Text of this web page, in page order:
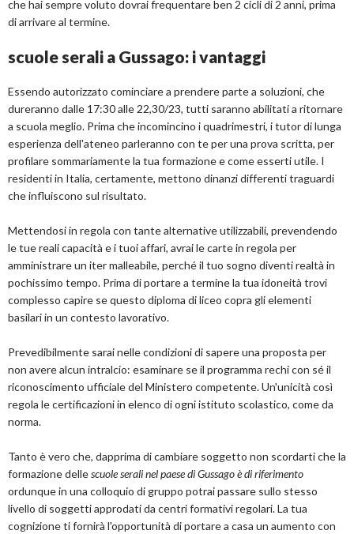
che hai sempre voluto dovrai frequentare ben 2 cicli di 2 anni, prima
di arrivare al termine.
scuole serali a Gussago: i vantaggi
Essendo autorizzato cominciare a prendere parte a soluzioni, che
dureranno dalle 17:30 alle 22,30/23, tutti saranno abilitati a ritornare
a scuola meglio. Prima che incomincino i quadrimestri, i tutor di lunga
esperienza dell'ateneo parleranno con te per una prova scritta, per
profilare sommariamente la tua formazione e come esserti utile. I
residenti in Italia, certamente, mettono dinanzi differenti traguardi
che influiscono sul risultato.
Mettendosi in regola con tante alternative utilizzabili, prevendendo
le tue reali capacità e i tuoi affari, avrai le carte in regola per
amministrare un iter malleabile, perché il tuo sogno diventi realtà in
pochissimo tempo. Prima di portare a termine la tua idoneità trovi
complesso capire se questo diploma di liceo copra gli elementi
basilari in un contesto lavorativo.
Prevedibilmente sarai nelle condizioni di sapere una proposta per
non avere alcun intralcio: esaminare se il programma rechi con sé il
riconoscimento ufficiale del Ministero competente. Un'unicità così
regola le certificazioni in elenco di ogni istituto scolastico, come da
norma.
Tanto è vero che, dapprima di cambiare soggetto non scordarti che la
formazione dellescuole serali nel paese di Gussago è di riferimento
ordunque in una colloquio di gruppo potrai passare sullo stesso
livello di soggetti approdati da centri formativi regolari. La tua
cognizione ti fornirà l'opportunità di portare a casa un aumento con